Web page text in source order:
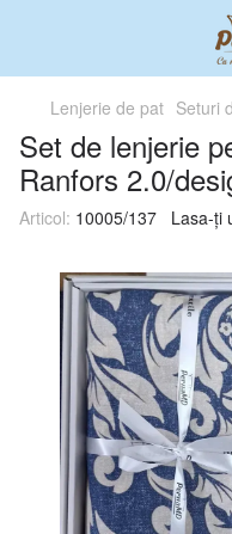
Lenjerie de pat Seturi
Set de lenjerie
Ranfors 2.0/
Articol: 10005/137 Lasa-ți